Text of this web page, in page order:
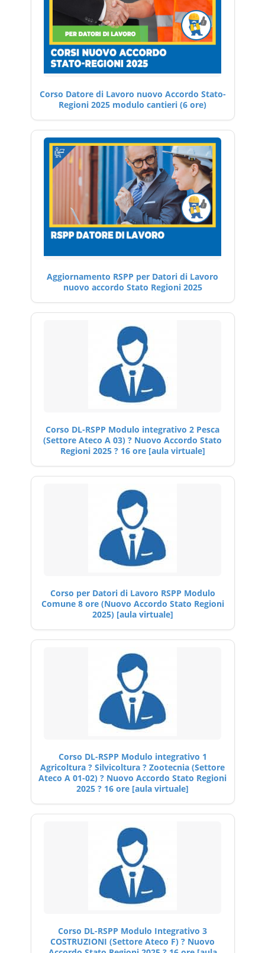
Corso Datore di Lavoro nuovo Accordo Stato-
Regioni 2025 modulo cantieri (6 ore)
Aggiornamento RSPP per Datori di Lavoro
nuovo accordo Stato Regioni 2025
Corso DL-RSPP Modulo integrativo 2 Pesca
(Settore Ateco A 03) ? Nuovo Accordo Stato
Regioni 2025 ? 16 ore [aula virtuale]
Corso per Datori di Lavoro RSPP Modulo
Comune 8 ore (Nuovo Accordo Stato Regioni
2025) [aula virtuale]
Corso DL-RSPP Modulo integrativo 1
Agricoltura ? Silvicoltura ? Zootecnia (Settore
Ateco A 01-02) ? Nuovo Accordo Stato Regioni
2025 ? 16 ore [aula virtuale]
Corso DL-RSPP Modulo Integrativo 3
COSTRUZIONI (Settore Ateco F) ? Nuovo